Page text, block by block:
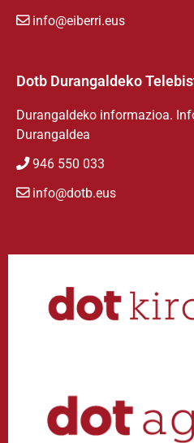
info@eiberri.eus
Dotb Durangaldeko
Durangaldeko informazioa.
Durangaldea
946 550 033
info@dotb.eus